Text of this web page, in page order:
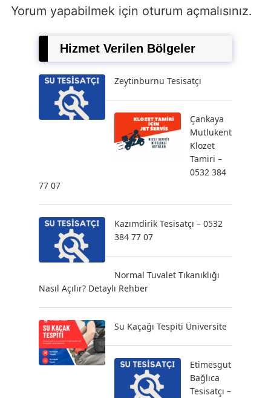
Yorum yapabilmek için oturum açmalısınız.
Hizmet Verilen Bölgeler
Zeytinburnu Tesisatçı
Çankaya
Mutlukent
Klozet
Tamiri –
0532 384
77 07
Kazımdirik Tesisatçı – 0532
384 77 07
Normal Tuvalet Tıkanıklığı
Nasıl Açılır? Detaylı Rehber
Su Kaçağı Tespiti Üniversite
Etimesgut
Bağlıca
Tesisatçı –